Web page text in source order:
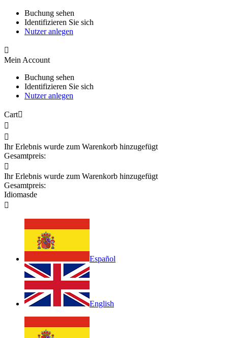
Buchung sehen
Identifizieren Sie sich
Nutzer anlegen

Mein Account
Buchung sehen
Identifizieren Sie sich
Nutzer anlegen
Cart


Ihr Erlebnis wurde zum Warenkorb hinzugefügt
Gesamtpreis:

Ihr Erlebnis wurde zum Warenkorb hinzugefügt
Gesamtpreis:
Idiomasde

Español
English